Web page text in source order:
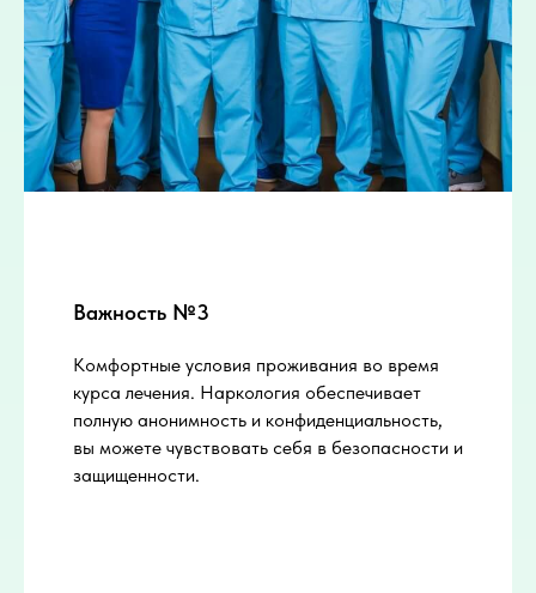
Важность №3
Комфортные условия проживания во время
курса лечения. Наркология обеспечивает
полную анонимность и конфиденциальность,
вы можете чувствовать себя в безопасности и
защищенности.